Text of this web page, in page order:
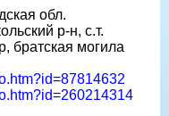
обл.
р-н, с.т.
братская могила